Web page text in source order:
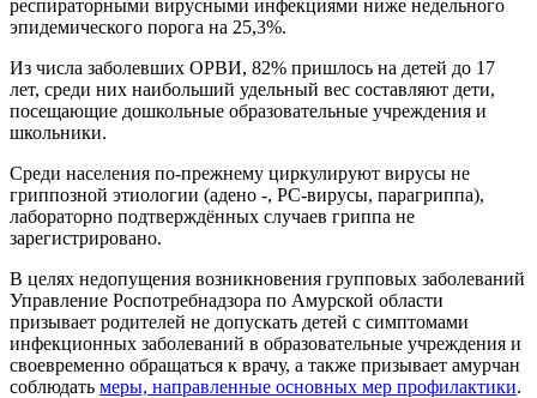
респираторными вирусными инфекциями ниже недельного
эпидемического порога на 25,3%.
Из числа заболевших ОРВИ, 82% пришлось на детей до 17
лет, среди них наибольший удельный вес составляют дети,
посещающие дошкольные образовательные учреждения и
школьники.
Среди населения по-прежнему циркулируют вирусы не
гриппозной этиологии (адено -, РС-вирусы, парагриппа),
лабораторно подтверждённых случаев гриппа не
зарегистрировано.
В целях недопущения возникновения групповых заболеваний
Управление Роспотребнадзора по Амурской области
призывает родителей не допускать детей с симптомами
инфекционных заболеваний в образовательные учреждения и
своевременно обращаться к врачу, а также призывает амурчан
соблюдать меры, направленные основных мер профилактики.